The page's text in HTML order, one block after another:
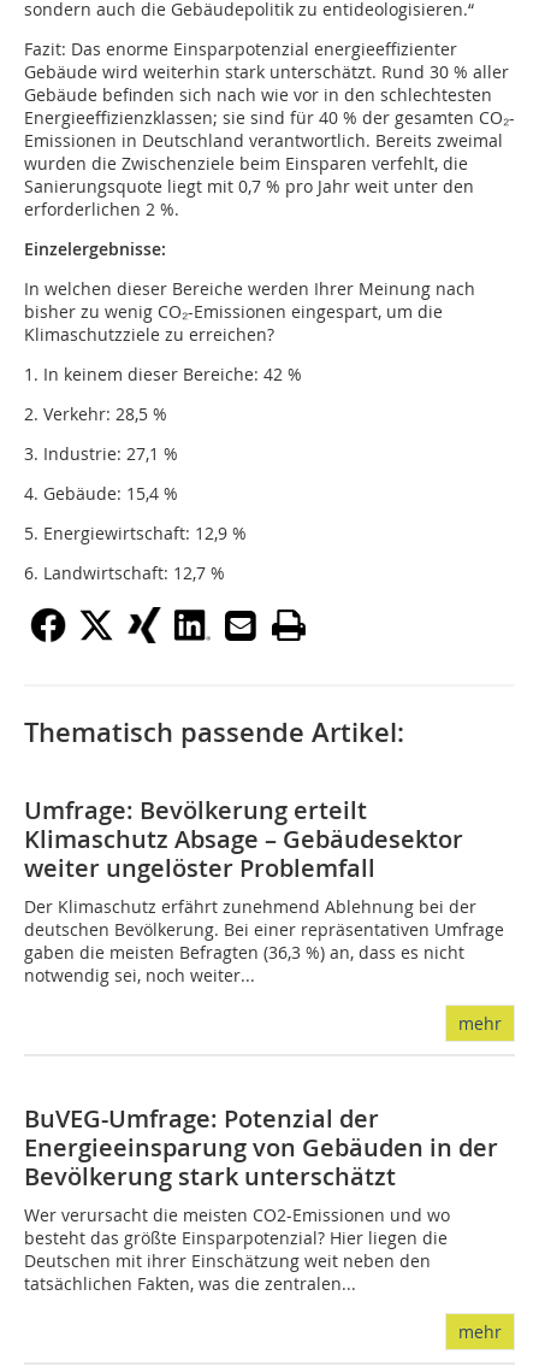
sondern auch die Gebäudepolitik zu entideologisieren.“
Fazit: Das enorme Einsparpotenzial energieeffizienter
Gebäude wird weiterhin stark unterschätzt. Rund 30 % aller
Gebäude befinden sich nach wie vor in den schlechtesten
Energieeffizienzklassen; sie sind für 40 % der gesamten CO₂-
Emissionen in Deutschland verantwortlich. Bereits zweimal
wurden die Zwischenziele beim Einsparen verfehlt, die
Sanierungsquote liegt mit 0,7 % pro Jahr weit unter den
erforderlichen 2 %.
Einzelergebnisse:
In welchen dieser Bereiche werden Ihrer Meinung nach
bisher zu wenig CO₂-Emissionen eingespart, um die
Klimaschutzziele zu erreichen?
1. In keinem dieser Bereiche: 42 %
2. Verkehr: 28,5 %
3. Industrie: 27,1 %
4. Gebäude: 15,4 %
5. Energiewirtschaft: 12,9 %
6. Landwirtschaft: 12,7 %
Thematisch passende Artikel:
Umfrage: Bevölkerung erteilt
Klimaschutz Absage – Gebäudesektor
weiter ungelöster Problemfall
Der Klimaschutz erfährt zunehmend Ablehnung bei der
deutschen Bevölkerung. Bei einer repräsentativen Umfrage
gaben die meisten Befragten (36,3 %) an, dass es nicht
notwendig sei, noch weiter...
mehr
BuVEG-Umfrage: Potenzial der
Energieeinsparung von Gebäuden in der
Bevölkerung stark unterschätzt
Wer verursacht die meisten CO2-Emissionen und wo
besteht das größte Einsparpotenzial? Hier liegen die
Deutschen mit ihrer Einschätzung weit neben den
tatsächlichen Fakten, was die zentralen...
mehr